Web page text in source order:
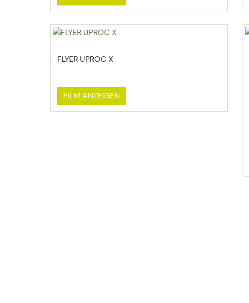
FLYER UPROC X
FILM ANZEIGEN